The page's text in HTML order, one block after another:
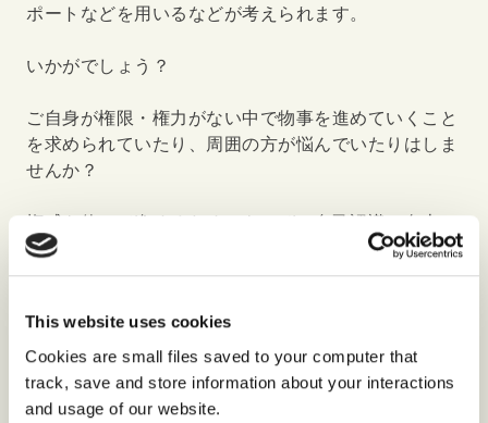
This website uses cookies
Cookies are small files saved to your computer that
track, save and store information about your interactions
and usage of our website.
ポートなどを用いるなどが考えられます。
いかがでしょう？
ご自身が権限・権力がない中で物事を進めていくこと
を求められていたり、周囲の方が悩んでいたりはしま
せんか？
権威を使って進めるためにも、ぜひ自己認識の向上に
取り組んでみてください。
(1)ターシャ・ユーリック(2018
に不可欠な『自己認識力』を高める3つの視点」、
https://www.dhbr.net/articles/-/5215(最終アクセス
日：2022 年 7月１4日)